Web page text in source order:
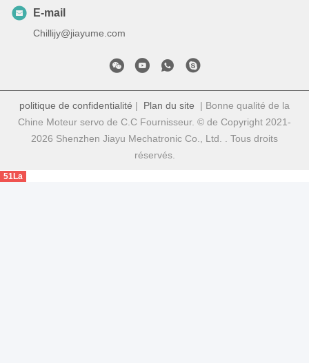
E-mail
Chillijy@jiayume.com
politique de confidentialité | Plan du site | Bonne qualité de la
Chine Moteur servo de C.C Fournisseur. © de Copyright 2021-
2026 Shenzhen Jiayu Mechatronic Co., Ltd. . Tous droits
réservés.
51La